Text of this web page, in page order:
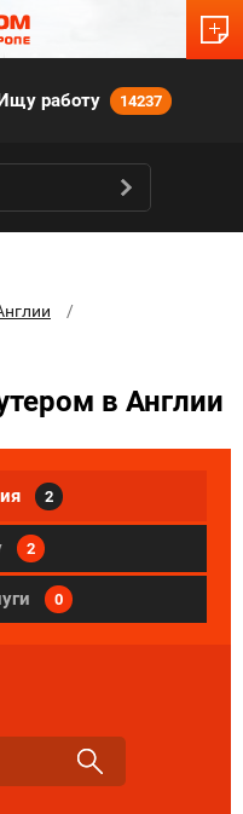
работу 14237
в Англии
2
2
0